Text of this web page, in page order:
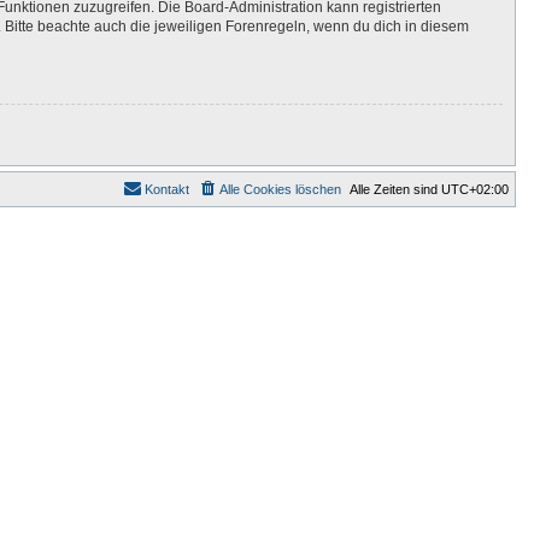
zuzugreifen. Die Board-Administration kann registrierten
beachte auch die jeweiligen Forenregeln, wenn du dich in diesem
Alle Zeiten sind UTC+02:00
Alle Cookies löschen
Kontakt